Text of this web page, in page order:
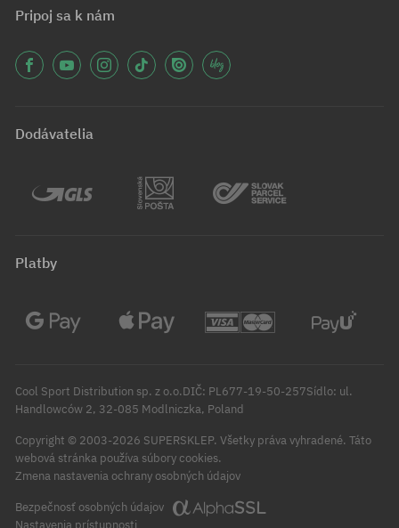
Pripoj sa k nám
Dodávatelia
Platby
Cool Sport Distribution sp. z o.o.DIČ: PL677-19-50-257Sídlo: ul.
Handlowców 2, 32-085 Modlniczka, Poland
Copyright © 2003-2026 SUPERSKLEP. Všetky práva vyhradené. Táto
webová stránka používa súbory cookies.
Zmena nastavenia ochrany osobných údajov
Bezpečnosť osobných údajov